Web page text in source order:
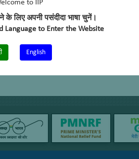
to IIP
के लिए अपनी पसंदीदा भाषा चुनें।
Language to Enter the Website
English